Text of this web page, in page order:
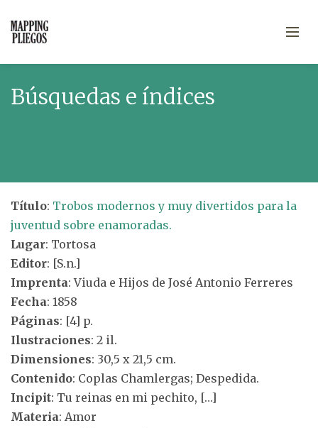
Búsquedas e índices
Título: Trobos modernos y muy divertidos para la
juventud sobre enamoradas.
Lugar: Tortosa
Editor: [S.n.]
Imprenta: Viuda e Hijos de José Antonio Ferreres
Fecha: 1858
Páginas: [4] p.
Ilustraciones: 2 il.
Dimensiones: 30,5 x 21,5 cm.
Contenido: Coplas Chamlergas; Despedida.
Incipit: Tu reinas en mi pechito, […]
Materia: Amor